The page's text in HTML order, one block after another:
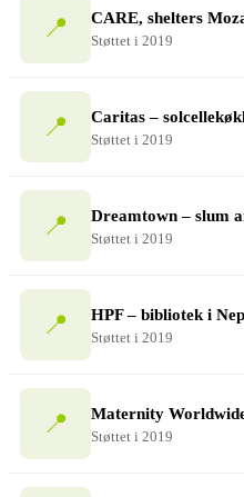
📍 CARE, shelters
Støttet i 2019
📍 Caritas –
Støttet i 2019
📍 Dreamtown – slum
Støttet i 2019
📍 HPF – bibliotek i
Støttet i 2019
📍 Maternity
Støttet i 2019